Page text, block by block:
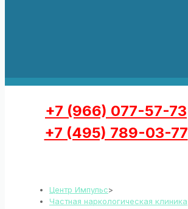
+7 (966) 077-57-73
+7 (495) 789-03-77
Центр Импульс>
Частная наркологическая клиника